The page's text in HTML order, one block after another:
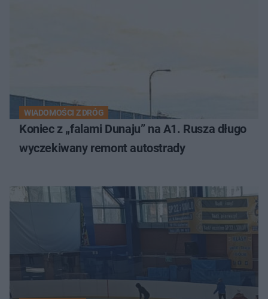
WIADOMOŚCI Z DRÓG
Koniec z „falami Dunaju” na A1. Rusza długo
wyczekiwany remont autostrady